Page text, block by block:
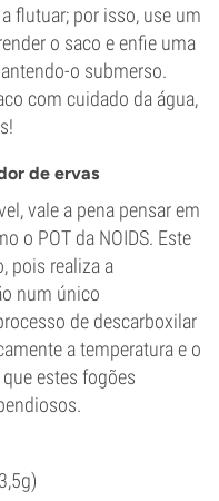
flutuar; por isso, use um
o saco e enfie uma
o submerso.
com cuidado da água,
de ervas
vale a pena pensar em
o POT da NOIDS. Este
pois realiza a
num único
de descarboxilar
a temperatura e o
estes fogões